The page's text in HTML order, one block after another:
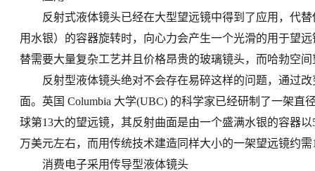
反射式液体镜头已经在大型望远镜中得到了应用，代替
用水银）的容器旋转时，向心力会产生一个光滑的用于望
替需要大量复杂工艺并且价格昂贵的玻璃镜头，而哈勃空
反射型液体镜头绝对不会存在易碎这样的问题，通过改
面。英国 Columbia 大学(UBC) 的科学家已经研制了一架
球第13大的望远镜，其反射曲面是由一个盛满水银的容器
万美元左右，而用传统技术建造同样大小的一架望远镜约需
消费电子采用传导型液体镜头